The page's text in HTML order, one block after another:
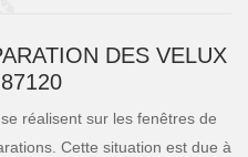
DES VELUX
réalisent sur les fenêtres de
Cette situation est due à